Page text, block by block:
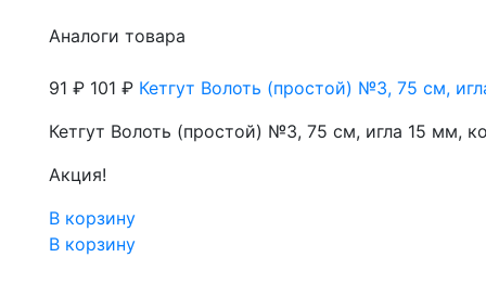
Аналоги товара
91 ₽ 101 ₽ Кетгут Волоть (простой) №3, 75 см,
Кетгут Волоть (простой) №3, 75 см, игла 15 мм,
Акция!
В корзину
В корзину